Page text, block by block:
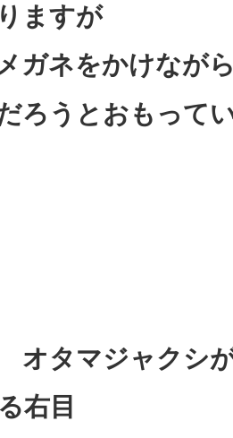
ますが
ガネをかけなが
ろうとおもって
オタマジャクシ
右目